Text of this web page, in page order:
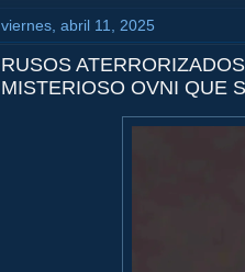
viernes, abril 11, 2025
RUSOS
MISTERIOSO OVNI QUE